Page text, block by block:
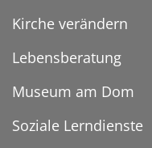
Kirche verändern
Lebensberatung
Museum am Dom
Soziale Lerndienste